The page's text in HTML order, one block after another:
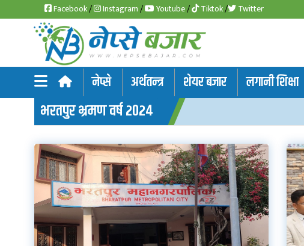
Facebook/ Instagram/ Youtube/ Tiktok/ Twitter
नेप्से अर्थतन्त्र शेयर बजार लगानी शिक्षा
समाचार
अर्थतन्त्र
बजार
भरतपुर भ्रमण वर्ष २०२४